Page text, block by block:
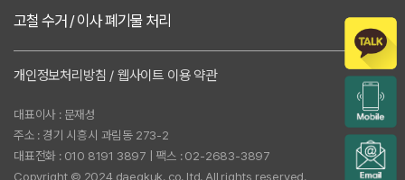
고철 수거 / 이사 폐기물 처리
개인정보처리방침 / 웹사이트 이용 약관
대표이사 : 문재성
주소 : 경기 시흥시 과림동 273-2
대표전화 : 010 8191 3897 | 팩스 : 02-2683-3897
Copyright © 2024 daegkuk. co. ltd. All rights reserved.